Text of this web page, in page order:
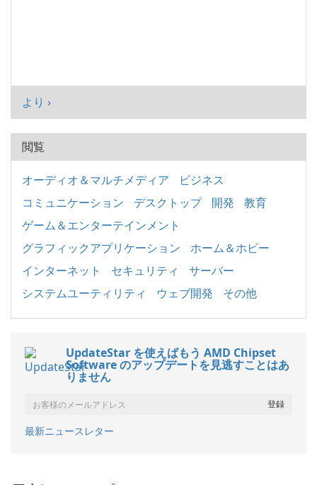
より ›
閲覧
オーディオ＆マルチメディア
ビジネス
コミュニケーション
デスクトップ 開発
教育
ゲーム＆エンターテインメント
グラフィックアプリケーション
ホーム＆ホビー
インターネット
セキュリティ
サーバー
システムユーティリティ
ウェブ開発 その他
UpdateStar を使えばもう AMD Chipset
Software のアップデートを見逃すことはあ
りません
最新ニュースレター